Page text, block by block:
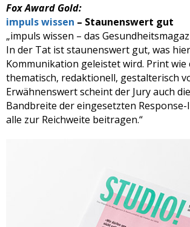
Fox Award Gold:
impuls wissen – Staunenswert gut
„impuls wissen – das
In der Tat ist staunenswert gut, was
Kommunikation geleistet wird. Print wie
thematisch, redaktionell, gestalterisch
Erwähnenswert scheint der Jury auch
Bandbreite der eingesetzten
alle zur Reichweite beitragen.“